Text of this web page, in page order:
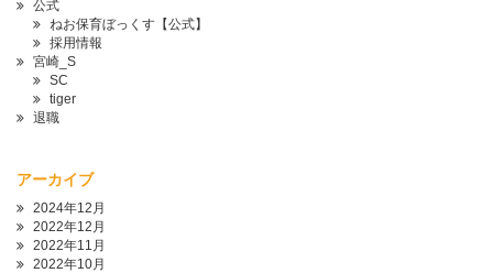
公式
ねお保育ぼっくす【公式】
採用情報
宮崎_S
SC
tiger
退職
アーカイブ
2024年12月
2022年12月
2022年11月
2022年10月